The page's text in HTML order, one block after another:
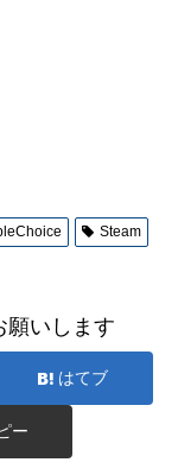
Steam
願いします
はてブ
ー